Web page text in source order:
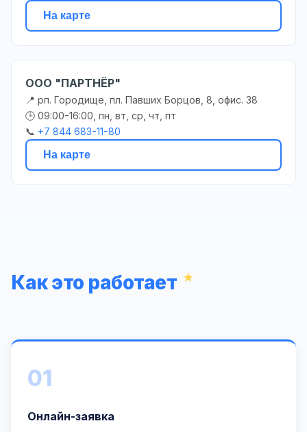
На карте
ООО "ПАРТНЁР"
📍 рп. Городище, пл. Павших Борцов, 8, офис. 38
🕒 09:00-16:00, пн, вт, ср, чт, пт
📞 +7 844 683-11-80
На карте
Как это работает
01
Онлайн-заявка